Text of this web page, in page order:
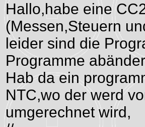
Hallo,habe eine
(Messen,Steuern
leider sind die
Programme
Hab da ein
NTC,wo der werd
umgerechnet wird,